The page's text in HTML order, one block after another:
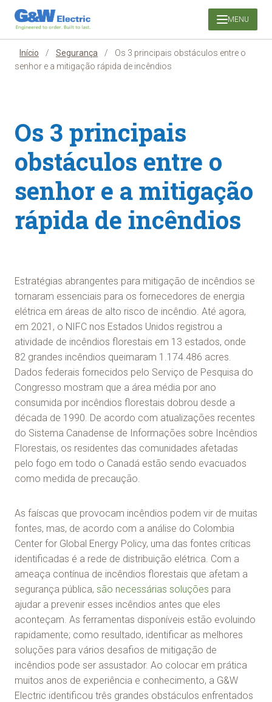
Pular
para
o
conteúdo
MENU
Início / Segurança /
Os 3 principais obstáculos entre o
senhor e a mitigação rápida de incêndios
Os 3 principais
obstáculos entre o
senhor e a mitigação
rápida de incêndios
Estratégias abrangentes para mitigação de incêndios se
tornaram essenciais para os fornecedores de energia
elétrica em áreas de alto risco de incêndio. Até agora,
em 2021, o NIFC nos Estados Unidos registrou a
atividade de incêndios florestais em 13 estados, onde
82 grandes incêndios queimaram 1.174.486 acres.
Dados federais fornecidos pelo Serviço de Pesquisa do
Congresso mostram que a área média por ano
consumida por incêndios florestais dobrou desde a
década de 1990. De acordo com atualizações recentes
do Sistema Canadense de Informações sobre Incêndios
Florestais, os residentes das comunidades afetadas
pelo fogo em todo o Canadá estão sendo evacuados
como medida de precaução.
As faíscas que provocam incêndios podem vir de muitas
fontes, mas, de acordo com a análise do Colombia
Center for Global Energy Policy, uma das fontes críticas
identificadas é a rede de distribuição elétrica. Com a
ameaça contínua de incêndios florestais que afetam a
segurança pública, são necessárias soluções para
ajudar a prevenir esses incêndios antes que eles
aconteçam. As ferramentas disponíveis estão evoluindo
rapidamente; como resultado, identificar as melhores
soluções para vários desafios de mitigação de
incêndios pode ser assustador. Ao colocar em prática
muitos anos de experiência e conhecimento, a G&W
Electric identificou três grandes obstáculos enfrentados